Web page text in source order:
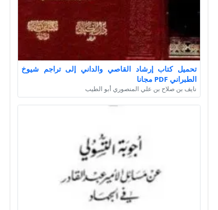
تحميل كتاب إرشاد القاصي والداني إلى تراجم شيوخ
الطبراني PDF مجانا
نايف بن صلاح بن علي المنصوري أبو الطيب